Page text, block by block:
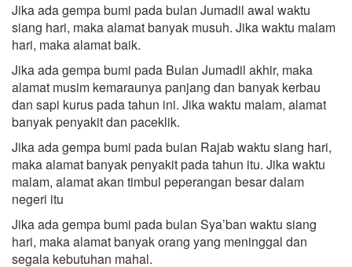
Jika ada gempa bumi pada bulan Jumadil awal waktu
siang hari, maka alamat banyak musuh. Jika waktu malam
hari, maka alamat baik.
Jika ada gempa bumi pada Bulan Jumadil akhir, maka
alamat musim kemaraunya panjang dan banyak kerbau
dan sapi kurus pada tahun ini. Jika waktu malam, alamat
banyak penyakit dan paceklik.
Jika ada gempa bumi pada buian Rajab waktu siang hari,
maka alamat banyak penyakit pada tahun itu. Jika waktu
malam, alamat akan timbul peperangan besar dalam
negeri itu
Jika ada gempa bumi pada bulan Sya’ban waktu siang
hari, maka alamat banyak orang yang meninggal dan
segala kebutuhan mahal.